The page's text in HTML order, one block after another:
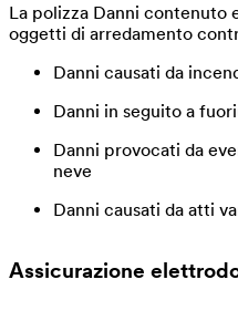
La polizza Danni contenuto
oggetti di arredamento
Danni causati da
Danni in seguito a
Danni provocati da
neve
Danni causati da atti
Assicurazione